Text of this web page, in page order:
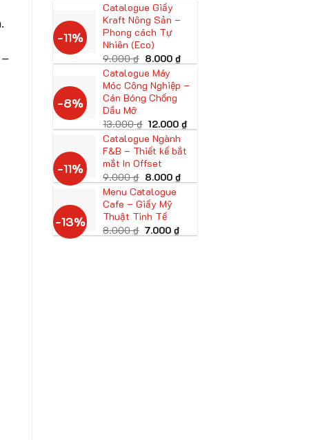
-11%
Catalogue Giấy
Kraft Nông Sản –
Phong cách Tự
Nhiên (Eco)
9.000₫ Giá
gốc
là:
9.000 ₫.
8.000₫
hiện
là:
-8%
Catalogue Máy
Móc Công Nghiệp –
Cán Bóng Chống
Dầu Mỡ
13.000₫ Giá
gốc
là:
13.000 ₫.
12.000₫
hiện
-11%
Catalogue Ngành
F&B – Thiết kế bắt
mắt In Offset
9.000₫ Giá
gốc
là:
9.000 ₫.
8.000₫
hiện
-13%
Menu Catalogue
Cafe – Giấy Mỹ
Thuật Tinh Tế
8.000₫ Giá
gốc
7.000₫
hiện